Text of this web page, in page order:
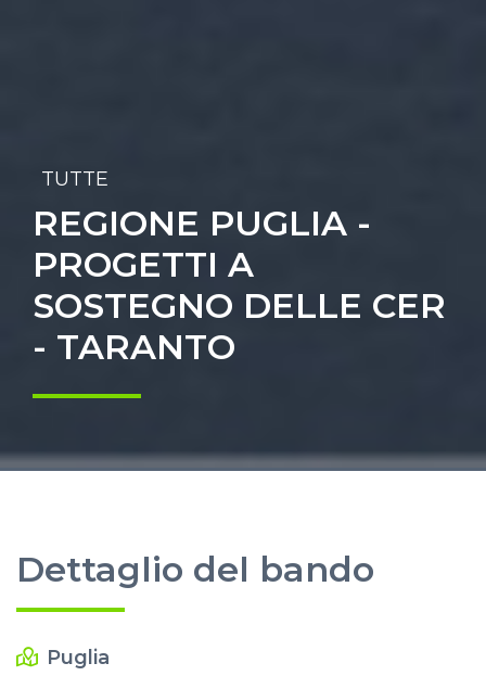
TUTTE
REGIONE PUGLIA -
PROGETTI A
SOSTEGNO DELLE CER
- TARANTO
Dettaglio del bando
Puglia